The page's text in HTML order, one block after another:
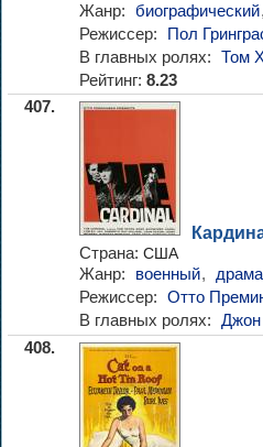
Жанр: биографический,
Режиссер:
Пол
В главных ролях: Том
Рейтинг: 8.23
407.
Страна: США
Жанр: военный, драма
Режиссер: Отто
В главных ролях:
408.